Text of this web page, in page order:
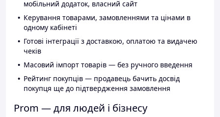
мобільний додаток, власний сайт
Керування товарами, замовленнями та цінами в
одному кабінеті
Готові інтеграції з доставкою, оплатою та видачею
чеків
Масовий імпорт товарів — без ручного введення
Рейтинг покупців — продавець бачить досвід
покупця ще до підтвердження замовлення
Prom — для людей і бізнесу